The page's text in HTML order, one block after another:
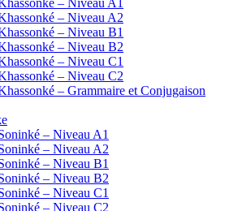
– Niveau A1
– Niveau A2
– Niveau B1
– Niveau B2
– Niveau C1
– Niveau C2
– Grammaire et Conjugaison
– Niveau A1
– Niveau A2
– Niveau B1
– Niveau B2
– Niveau C1
– Niveau C2